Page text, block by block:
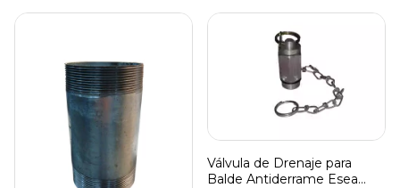
Válvula de Drenaje para
Balde Antiderrame Esea